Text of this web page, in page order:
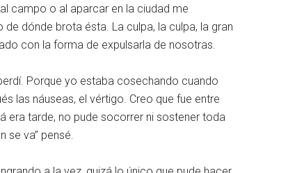
campo o al aparcar en la ciudad me
dónde brota ésta. La culpa, la culpa, la gran
con la forma de expulsarla de nosotras.
Porque yo estaba cosechando cuando
las náuseas, el vértigo. Creo que fue entre
era tarde, no pude socorrer ni sostener toda
se va” pensé.